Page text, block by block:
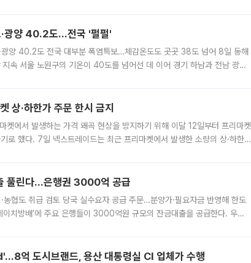
광양 40.2도…전국 '펄펄'
양 40.2도 전국 대부분 폭염특보…체감온도도 곳곳 38도 넘어 8일 동해
속 서울 노원구의 기온이 40도를 넘어선 데 이어 경기 하남과 전남 광양
상·하한가 주문 한시 금지
켓에서 발생하는 가격 왜곡 현상을 방지하기 위해 이달 12일부터 프리마켓
로 했다. 7일 넥스트레이드는 최근 프리마켓에서 발생한 소량의 상·하한
풀린다…은행권 3000억 공급
협도 취급 검토 당국 실수요자 공급 주문…분양가·필요자금 반영해 한도
치방배’에 주요 은행들이 3000억원 규모의 잔금대출을 공급한다. 우리
억 도시브랜드, 용산 대통령실 CI 업체가 수행